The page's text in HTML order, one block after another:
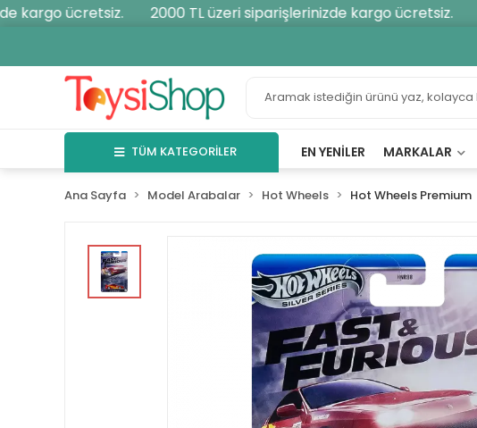
kargo ücretsiz. 2000 TL üzeri siparişlerinizde kargo ücretsiz.
TÜM KATEGORİLER EN YENILER MARKALAR
Ana Sayfa Model Arabalar Hot Wheels Hot Wheels Premium